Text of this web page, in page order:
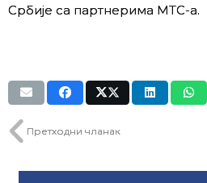
Србије са партнерима MTC-a.
Претходни чланак